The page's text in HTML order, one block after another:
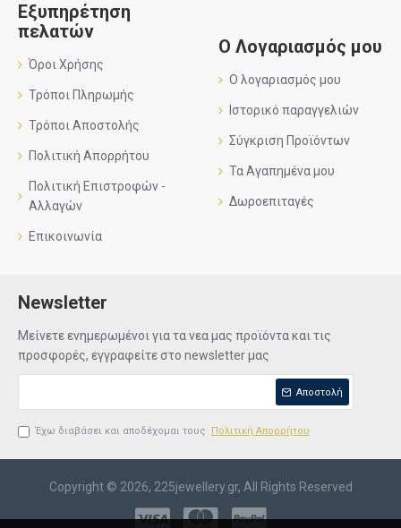
Εξυπηρέτηση
πελατών
Όροι Χρήσης
Τρόποι Πληρωμής
Τρόποι Αποστολής
Πολιτική Απορρήτου
Πολιτική Επιστροφών -
Αλλαγών
Επικοινωνία
Ο Λογαριασμός μου
Ο λογαριασμός μου
Ιστορικό παραγγελιών
Σύγκριση Προϊόντων
Τα Αγαπημένα μου
Δωροεπιταγές
Newsletter
Μείνετε ενημερωμένοι για τα νεα μας προϊόντα και τις
προσφορές, εγγραφείτε στο newsletter μας
Αποστολή
Έχω διαβάσει και αποδέχομαι τους Πολιτική Απορρήτου
Copyright © 2026, 225jewellery.gr, All Rights Reserved